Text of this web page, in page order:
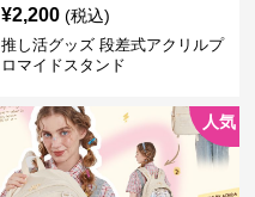
¥2,200 (税込)
推し活グッズ 段差式アクリルプ
ロマイドスタンド
人気